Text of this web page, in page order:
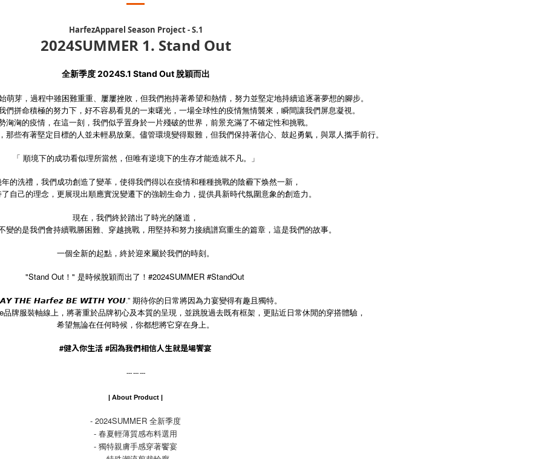
HarfezApparel Season Project - S.1
2024SUMMER 1. Stand Out
全新季度 2024S.1 Stand Out 脫穎而出
萌芽，過程中雖困難重重、屢屢挫敗，但我們抱持著希望和熱情，努力並堅定地持續追逐著夢想的腳步。
們拼命積極的努力下，好不容易看見的一束曙光，一場全球性的疫情無情襲來，瞬間讓我們屏息凝視。
洶洶的疫情，在這一刻，我們似乎置身於一片殘破的世界，前景充滿了不確定性和挑戰。
些有著堅定目標的人並未輕易放棄。儘管環境變得艱難，但我們保持著信心、鼓起勇氣，與眾人攜手前行。
「 順境下的成功看似理所當然，但唯有逆境下的生存才能造就不凡。」
的洗禮，我們成功創造了變革，使得我們得以在疫情和種種挑戰的陰霾下焕然一新，
自己的理念，更展現出順應實況變遷下的強韌生命力，提供具新時代氛圍意象的創造力。
現在，我們終於踏出了時光的隧道，
變的是我們會持續戰勝困難、穿越挑戰，用堅持和努力接續譜寫重生的篇章，這是我們的故事。
一個全新的起點，終於迎來屬於我們的時刻。
"Stand Out！ " 是時候脫穎而出了！ #2024SUMMER #StandOut
𝙏𝙃𝙀 𝙃𝙖𝙧𝙛𝙚𝙯 𝘽𝙀 𝙒𝙄𝙏𝙃 𝙔𝙊𝙐.” 期待你的日常將因為力宴變得有趣且獨特。
品牌服裝軸線上，將著重於品牌初心及本質的呈現， 並跳脫過去既有框架，更貼近日常休閒的穿搭體驗，
希望無論在任何時候，你都想將它穿在身上。
#健入你生活 #因為我們相信人生就是場饗宴
--- --- ---
| About Product |
- 2024SUMMER 全新季度
- 春夏輕薄質感布料選用
- 獨特親膚手感穿著饗宴